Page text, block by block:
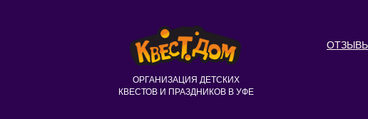
ОРГАНИЗАЦИЯ ДЕТСКИХ
КВЕСТОВ И ПРАЗДНИКОВ В УФЕ